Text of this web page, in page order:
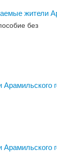
жители
без